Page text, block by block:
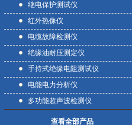
继电保护测试仪
红外热像仪
电缆故障检测仪
绝缘油耐压测定仪
手持式绝缘电阻测试仪
电能电力分析仪
多功能超声波检测仪
查看全部产品